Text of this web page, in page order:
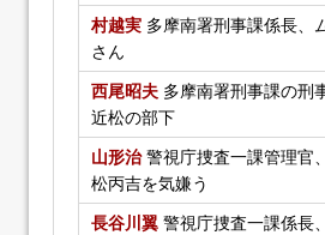
村越実 多摩南署刑事課係長、
さん
西尾昭夫 多摩南署刑事課の刑事
近松の部下
山形治警視庁捜査一課管理官
松丙吉を気嫌う
長谷川翼 警視庁捜査一課係長